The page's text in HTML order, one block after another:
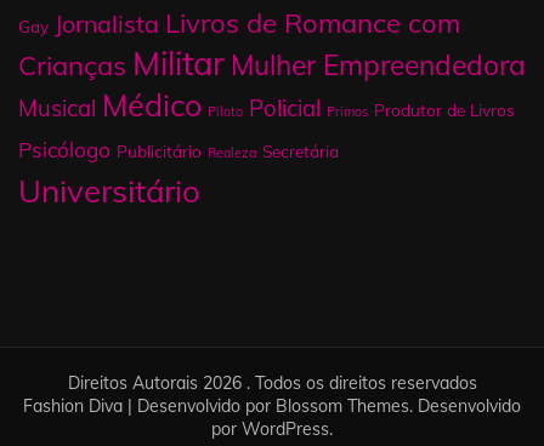
Gay Jornalista Livros de Romance com
Crianças Militar Mulher Empreendedora
Musical Médico Piloto Policial Primos Produtor de Livros
Psicólogo Publicitário Realeza Secretária
Universitário
Direitos Autorais 2026 . Todos os direitos reservados
Fashion Diva | Desenvolvido por Blossom Themes. Desenvolvido
por WordPress.